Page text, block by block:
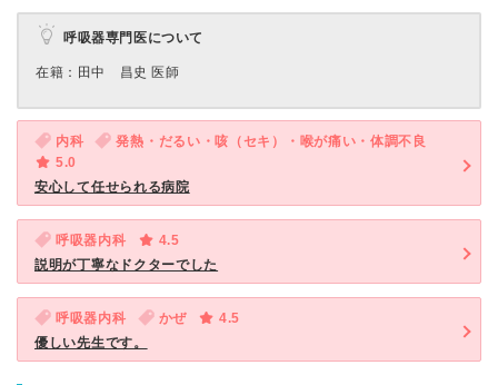
呼吸器専門医について
在籍：田中 昌史 医師
内科
発熱・だるい・咳（セキ）・喉が痛い・体調不良
5.0
安心して任せられる病院
呼吸器内科
4.5
説明が丁寧なドクターでした
呼吸器内科 かぜ
4.5
優しい先生です。